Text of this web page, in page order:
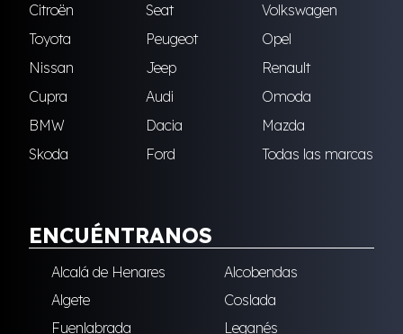
Citroën
Seat
Volkswagen
Toyota
Peugeot
Opel
Nissan
Jeep
Renault
Cupra
Audi
Omoda
BMW
Dacia
Mazda
Skoda
Ford Todas las marcas
ENCUÉNTRANOS
Alcalá de Henares
Alcobendas
Algete
Coslada
Fuenlabrada
Leganés